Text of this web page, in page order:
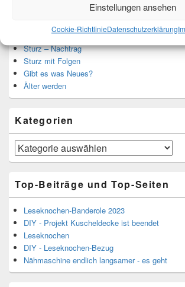
Einstellungen ansehen
Cookie-RichtlinieDatenschutzerklärung
Neueste Beiträge
Hochzeitstage und ihre Bedeutung
Sturz – Nachtrag
Sturz mit Folgen
Gibt es was Neues?
Älter werden
Kategorien
Kategorien
Top-Beiträge und Top-Seiten
Leseknochen-Banderole 2023
DIY - Projekt Kuscheldecke ist beendet
Leseknochen
DIY - Leseknochen-Bezug
Nähmaschine endlich langsamer - es geht